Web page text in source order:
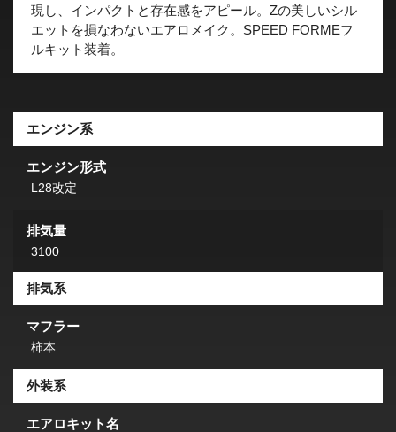
現し、インパクトと存在感をアピール。Zの美しいシル
エットを損なわないエアロメイク。SPEED FORMEフ
ルキット装着。
エンジン系
エンジン形式
L28改定
排気量
3100
排気系
マフラー
柿本
外装系
エアロキット名